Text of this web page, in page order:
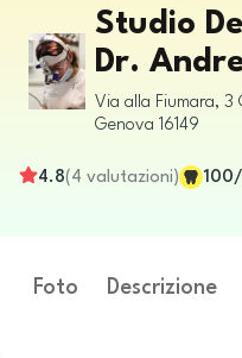
Studio
Dr.
Via alla Fiumara, 3
Genova 16149
4.8( 4 valutazioni) 100
Foto Descrizione